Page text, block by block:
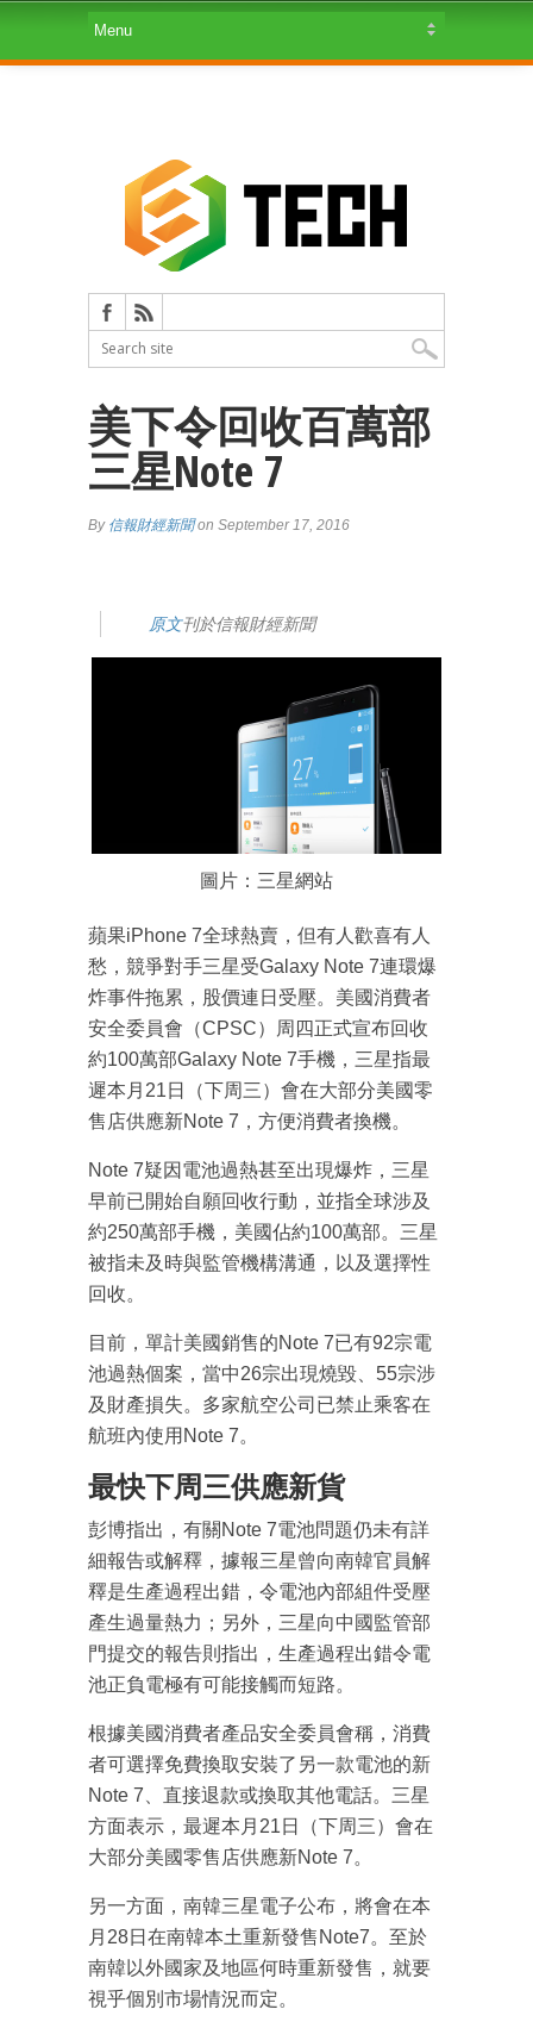
美下令回收百萬部
三星Note 7
By 信報財經新聞on September 17, 2016
原文刊於信報財經新聞
圖片：三星網站
蘋果iPhone 7全球熱賣，但有人歡喜有人
愁，競爭對手三星受Galaxy Note 7連環爆
炸事件拖累，股價連日受壓。美國消費者
安全委員會（CPSC）周四正式宣布回收
約100萬部Galaxy Note 7手機，三星指最
遲本月21日（下周三）會在大部分美國零
售店供應新Note 7，方便消費者換機。
Note 7疑因電池過熱甚至出現爆炸，三星
早前已開始自願回收行動，並指全球涉及
約250萬部手機，美國佔約100萬部。三星
被指未及時與監管機構溝通，以及選擇性
回收。
目前，單計美國銷售的Note 7已有92宗電
池過熱個案，當中26宗出現燒毀、55宗涉
及財產損失。多家航空公司已禁止乘客在
航班內使用Note 7。
最快下周三供應新貨
彭博指出，有關Note 7電池問題仍未有詳
細報告或解釋，據報三星曾向南韓官員解
釋是生產過程出錯，令電池內部組件受壓
產生過量熱力；另外，三星向中國監管部
門提交的報告則指出，生產過程出錯令電
池正負電極有可能接觸而短路。
根據美國消費者產品安全委員會稱，消費
者可選擇免費換取安裝了另一款電池的新
Note 7、直接退款或換取其他電話。三星
方面表示，最遲本月21日（下周三）會在
大部分美國零售店供應新Note 7。
另一方面，南韓三星電子公布，將會在本
月28日在南韓本土重新發售Note7。至於
南韓以外國家及地區何時重新發售，就要
視乎個別市場情況而定。
最新資訊（附創業懶人包）
箱！